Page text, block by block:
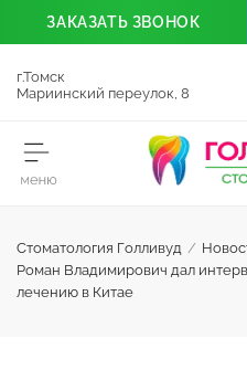
г.Томск
Мариинский переулок, 8
ЗАКАЗАТЬ ЗВОНОК
Стоматология Голливуд /
Роман Владимирович дал
лечению в Китае